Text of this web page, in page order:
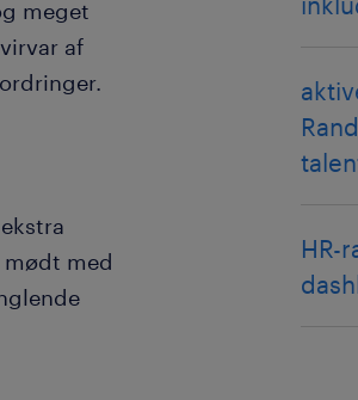
meget
af
med
HR-